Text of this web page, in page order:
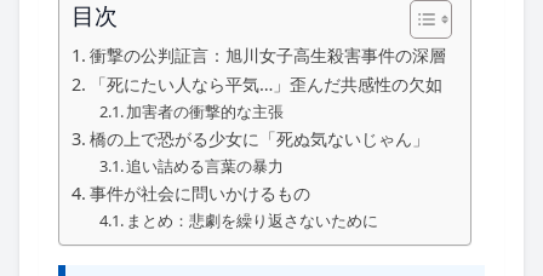
目次
衝撃の公判証言：旭川女子高生殺害事件の深層
「死にたい人なら平気…」歪んだ共感性の欠如
加害者の衝撃的な主張
橋の上で恐がる少女に「死ぬ気ないじゃん」
追い詰める言葉の暴力
事件が社会に問いかけるもの
まとめ：悲劇を繰り返さないために